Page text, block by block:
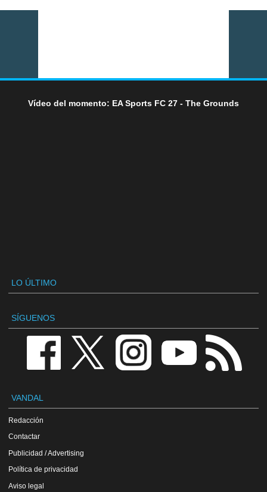
Vídeo del momento: EA Sports FC 27 - The Grounds
LO ÚLTIMO
SÍGUENOS
VANDAL
Redacción
Contactar
Publicidad / Advertising
Política de privacidad
Aviso legal